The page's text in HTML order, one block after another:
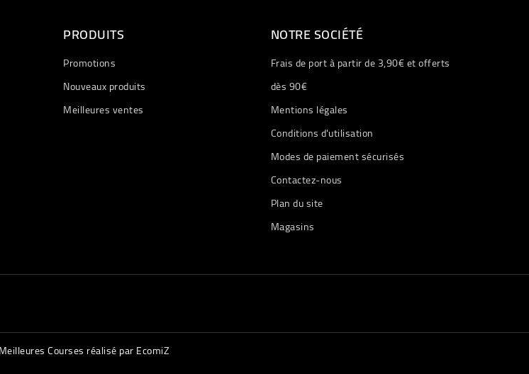
PRODUITS
Promotions
Nouveaux produits
Meilleures ventes
NOTRE SOCIÉTÉ
Frais de port à partir de 3,90€ et offerts
dès 90€
Mentions légales
Conditions d'utilisation
Modes de paiement sécurisés
Contactez-nous
Plan du site
Magasins
Courses réalisé par EcomiZ